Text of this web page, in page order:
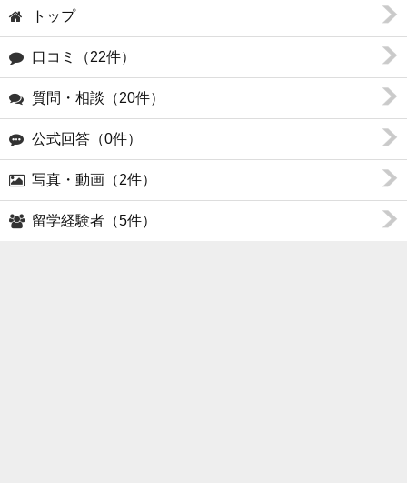
トップ
口コミ（22件）
質問・相談（20件）
公式回答（0件）
写真・動画（2件）
留学経験者（5件）